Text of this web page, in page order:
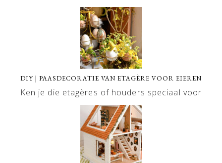
DIY | PAASDECORATIE VAN ETAGÈRE VOOR EIEREN
Ken je die etagères of houders speciaal voor